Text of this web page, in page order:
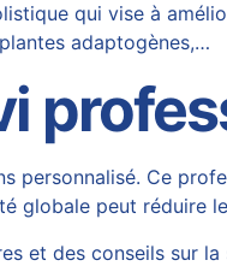
qui vise à
adaptogènes,…
personnalisé. Ce
globale peut réduire
et des conseils sur